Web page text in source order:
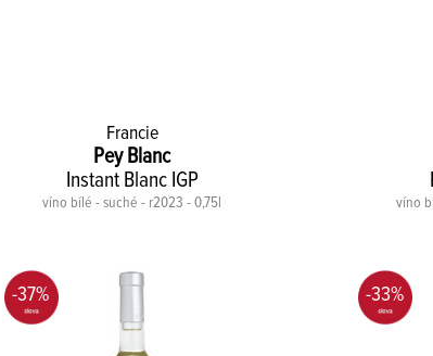
Francie
Pey Blanc
Instant Blanc IGP
víno bílé - suché - r2023 - 0,75l
-37%
víno
-33%